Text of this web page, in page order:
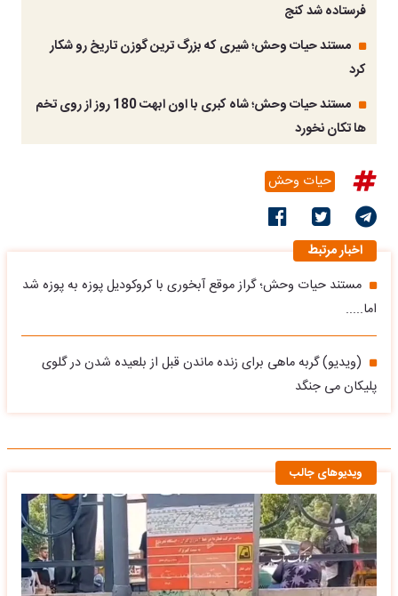
فرستاده شد کنج
مستند حیات وحش؛ شیری که بزرگ ترین گوزن تاریخ رو شکار
کرد
مستند حیات وحش؛ شاه کبری با اون ابهت 180 روز از روی تخم
ها تکان نخورد
حیات وحش
اخبار مرتبط
مستند حیات وحش؛ گراز موقع آبخوری با کروکودیل پوزه به پوزه شد
اما.....
(ویدیو) گربه‌ ماهی برای زنده ماندن قبل از بلعیده شدن در گلوی
پلیکان می‌ جنگد
ویدیوهای جالب